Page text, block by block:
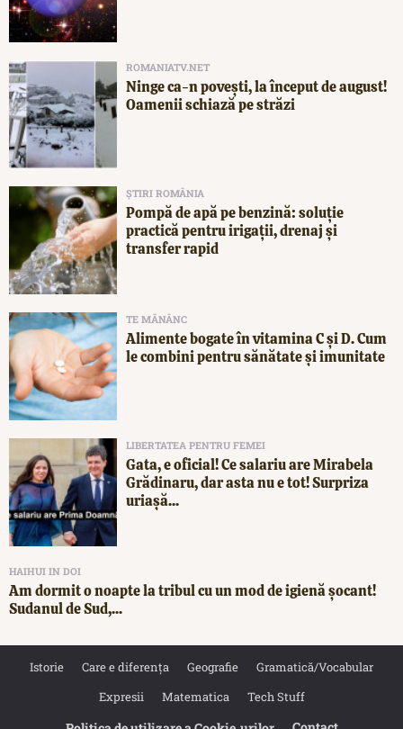
ROMANIATV.NET
Ninge ca-n povești, la început de august!
Oamenii schiază pe străzi
ȘTIRI ROMÂNIA
Pompă de apă pe benzină: soluție
practică pentru irigații, drenaj și
transfer rapid
TE MĂNÂNC
Alimente bogate în vitamina C și D. Cum
le combini pentru sănătate și imunitate
LIBERTATEA PENTRU FEMEI
Gata, e oficial! Ce salariu are Mirabela
Grădinaru, dar asta nu e tot! Surpriza
uriașă...
HAIHUI IN DOI
Am dormit o noapte la tribul cu un mod de igienă șocant!
Sudanul de Sud,...
Istorie Care e diferența Geografie
Gramatică/Vocabular
Expresii
Matematica Tech Stuff